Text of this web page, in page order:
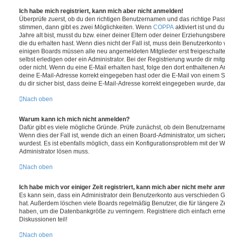
Ich habe mich registriert, kann mich aber nicht anmelden!
Überprüfe zuerst, ob du den richtigen Benutzernamen und das richtige
stimmen, dann gibt es zwei Möglichkeiten. Wenn COPPA aktiviert ist und
Jahre alt bist, musst du bzw. einer deiner Eltern oder deiner
die du erhalten hast. Wenn dies nicht der Fall ist, muss dein
einigen Boards müssen alle neu angemeldeten Mitglieder erst
selbst erledigen oder ein Administrator. Bei der Registrierung wurde dir
oder nicht. Wenn du eine E-Mail erhalten hast, folge den dort enthaltenen
deine E-Mail-Adresse korrekt eingegeben hast oder die E-Mail von einem
du dir sicher bist, dass deine E-Mail-Adresse korrekt eingegeben wurde,
Nach oben
Warum kann ich mich nicht anmelden?
Dafür gibt es viele mögliche Gründe. Prüfe zunächst, ob dein
Wenn dies der Fall ist, wende dich an einen Board-Administrator, um
wurdest. Es ist ebenfalls möglich, dass ein Konfigurationsproblem mit der
Administrator lösen muss.
Nach oben
Ich habe mich vor einiger Zeit registriert, kann mich aber nicht mehr
Es kann sein, dass ein Administrator dein Benutzerkonto aus verschieden
hat. Außerdem löschen viele Boards regelmäßig Benutzer, die für längere
haben, um die Datenbankgröße zu verringern. Registriere dich einfach
Diskussionen teil!
Nach oben